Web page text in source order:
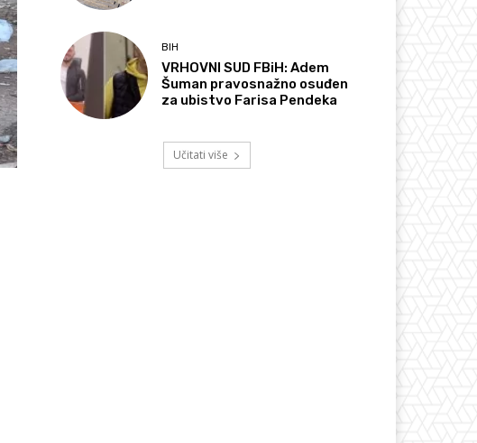
BIH
VRHOVNI SUD FBiH: Adem
Šuman pravosnažno osuđen
za ubistvo Farisa Pendeka
Učitati više